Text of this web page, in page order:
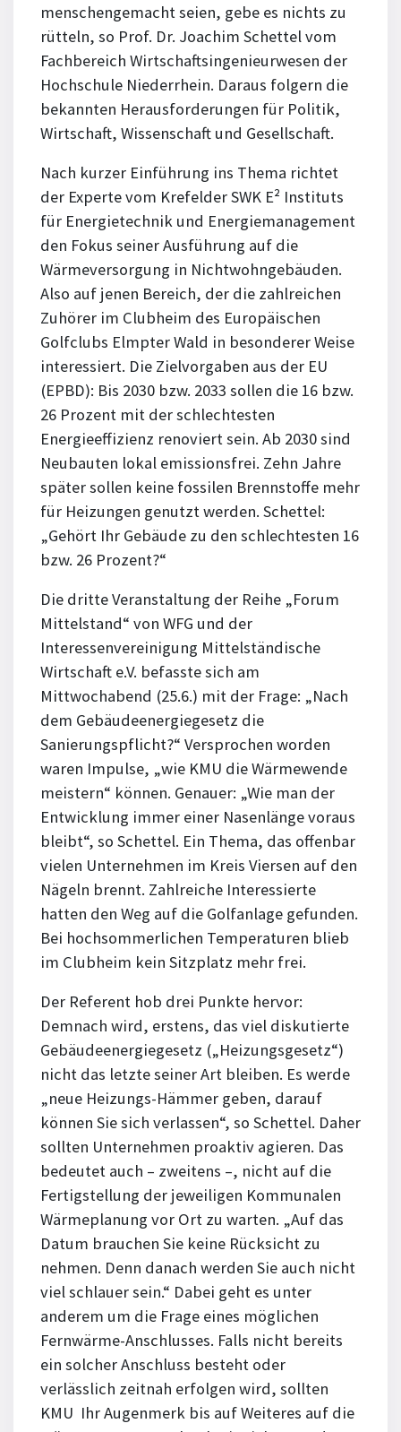
menschengemacht seien, gebe es nichts zu
rütteln, so Prof. Dr. Joachim Schettel vom
Fachbereich Wirtschaftsingenieurwesen der
Hochschule Niederrhein. Daraus folgern die
bekannten Herausforderungen für Politik,
Wirtschaft, Wissenschaft und Gesellschaft.
Nach kurzer Einführung ins Thema richtet
der Experte vom Krefelder SWK E² Instituts
für Energietechnik und Energiemanagement
den Fokus seiner Ausführung auf die
Wärmeversorgung in Nichtwohngebäuden.
Also auf jenen Bereich, der die zahlreichen
Zuhörer im Clubheim des Europäischen
Golfclubs Elmpter Wald in besonderer Weise
interessiert. Die Zielvorgaben aus der EU
(EPBD): Bis 2030 bzw. 2033 sollen die 16 bzw.
26 Prozent mit der schlechtesten
Energieeffizienz renoviert sein. Ab 2030 sind
Neubauten lokal emissionsfrei. Zehn Jahre
später sollen keine fossilen Brennstoffe mehr
für Heizungen genutzt werden. Schettel:
„Gehört Ihr Gebäude zu den schlechtesten 16
bzw. 26 Prozent?“
Die dritte Veranstaltung der Reihe „Forum
Mittelstand“ von WFG und der
Interessenvereinigung Mittelständische
Wirtschaft e.V. befasste sich am
Mittwochabend (25.6.) mit der Frage: „Nach
dem Gebäudeenergiegesetz die
Sanierungspflicht?“ Versprochen worden
waren Impulse, „wie KMU die Wärmewende
meistern“ können. Genauer: „Wie man der
Entwicklung immer einer Nasenlänge voraus
bleibt“, so Schettel. Ein Thema, das offenbar
vielen Unternehmen im Kreis Viersen auf den
Nägeln brennt. Zahlreiche Interessierte
hatten den Weg auf die Golfanlage gefunden.
Bei hochsommerlichen Temperaturen blieb
im Clubheim kein Sitzplatz mehr frei.
Der Referent hob drei Punkte hervor:
Demnach wird, erstens, das viel diskutierte
Gebäudeenergiegesetz („Heizungsgesetz“)
nicht das letzte seiner Art bleiben. Es werde
„neue Heizungs-Hämmer geben, darauf
können Sie sich verlassen“, so Schettel. Daher
sollten Unternehmen proaktiv agieren. Das
bedeutet auch – zweitens –, nicht auf die
Fertigstellung der jeweiligen Kommunalen
Wärmeplanung vor Ort zu warten. „Auf das
Datum brauchen Sie keine Rücksicht zu
nehmen. Denn danach werden Sie auch nicht
viel schlauer sein.“ Dabei geht es unter
anderem um die Frage eines möglichen
Fernwärme-Anschlusses. Falls nicht bereits
ein solcher Anschluss besteht oder
verlässlich zeitnah erfolgen wird, sollten
KMU Ihr Augenmerk bis auf Weiteres auf die